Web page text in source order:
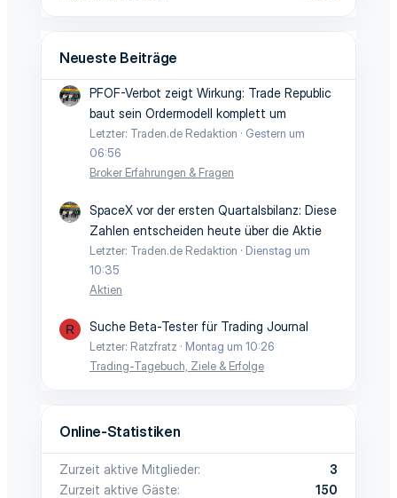
Neueste Beiträge
PFOF-Verbot zeigt Wirkung: Trade Republic
baut sein Ordermodell komplett um
Letzter: Traden.de Redaktion
Gestern um
06:56
Broker Erfahrungen & Fragen
SpaceX vor der ersten Quartalsbilanz: Diese
Zahlen entscheiden heute über die Aktie
Letzter: Traden.de Redaktion
Dienstag um
10:35
Aktien
R Suche Beta-Tester für Trading Journal
Letzter: Ratzfratz
Montag um 10:26
Trading-Tagebuch, Ziele & Erfolge
Online-Statistiken
Zurzeit aktive Mitglieder
3
Zurzeit aktive Gäste
150